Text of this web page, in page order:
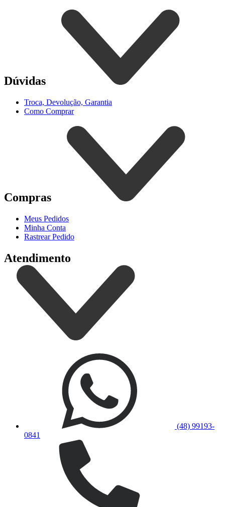
Dúvidas
Troca, Devolução, Garantia
Como Comprar
Compras
Meus Pedidos
Minha Conta
Rastrear Pedido
Atendimento
(48) 99193-
0841